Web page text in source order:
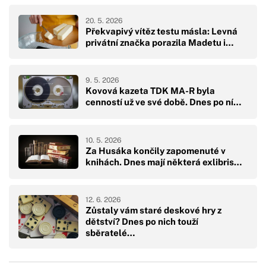
Překvapivý vítěz testu másla: Levná
privátní značka porazila Madetu i…
20. 5. 2026
Kovová kazeta TDK MA-R byla
cenností už ve své době. Dnes po ní…
9. 5. 2026
Za Husáka končily zapomenuté v
knihách. Dnes mají některá exlibris…
10. 5. 2026
Zůstaly vám staré deskové hry z
dětství? Dnes po nich touží
sběratelé…
12. 6. 2026